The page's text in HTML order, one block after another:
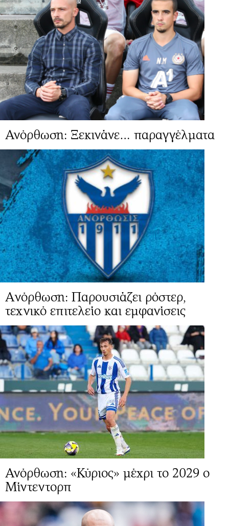
Ανόρθωση: Ξεκινάνε… παραγγέλματα
Aνόρθωση: Παρουσιάζει ρόστερ,
τεχνικό επιτελείο και εμφανίσεις
Ανόρθωση: «Κύριος» μέχρι το 2029 ο
Μίντεντορπ